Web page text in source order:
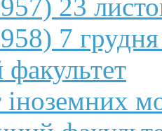
23
7
іноземних